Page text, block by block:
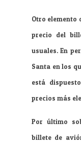
Otro elemento
precio del
usuales. En
Santa en los
está
precios más
Por último
billete de